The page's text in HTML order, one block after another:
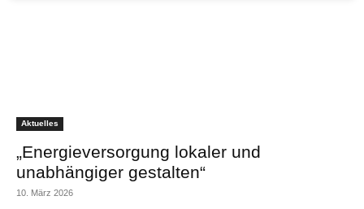
Aktuelles
„Energieversorgung lokaler und
unabhängiger gestalten“
10. März 2026